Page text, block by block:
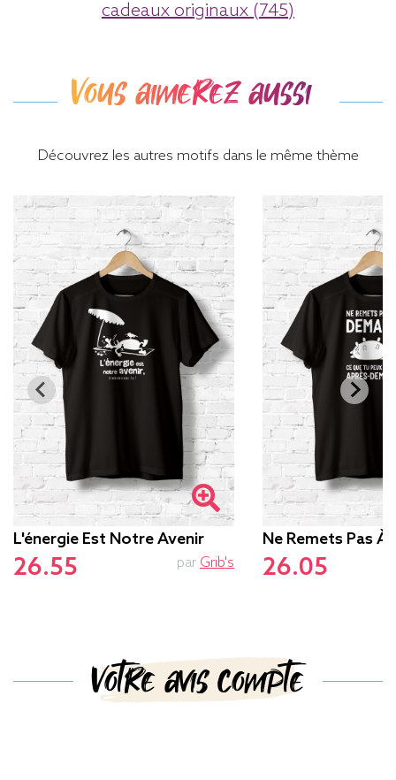
cadeaux originaux (745)
Vous aimerez aussi
Découvrez les autres motifs dans le même thème
L'énergie Est Notre Avenir
26.55 par Grib's
Ne Remets Pas À
26.05
Votre avis compte